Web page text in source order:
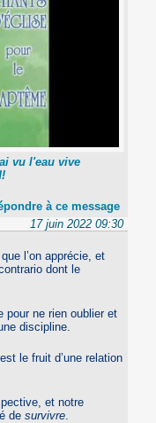
vu l'eau vive
à ce message
17 juin 2022 09:30
l’on apprécie, et
dont le
pour ne rien oublier et
discipline.
le fruit d’une relation
et notre
desurvivre